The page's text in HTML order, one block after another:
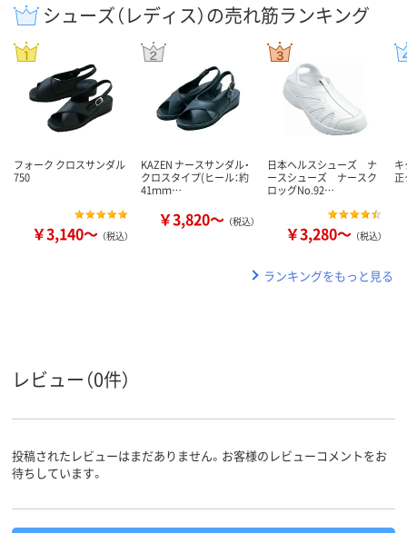
シューズ（レディス）の売れ筋ランキング
フォーク クロスサンダル
750
￥3,140～ （税込）
KAZEN ナースサンダル・
クロスタイプ(ヒール：約
41ｍｍ…
￥3,820～ （税込）
日本ヘルスシューズ ナ
ースシューズ ナースク
ロッグNo.92…
￥3,280～ （税込）
ランキングをもっと見る
レビュー（0件）
投稿されたレビューはまだありません。お客様のレビューコメントをお
待ちしています。